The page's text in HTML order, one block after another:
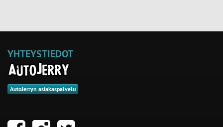
YHTEYSTIEDOT
AutoJerryn asiakaspalvelu